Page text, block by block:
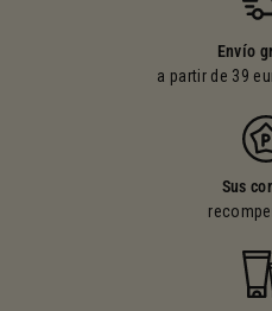
Envío
a partir de 39
Sus